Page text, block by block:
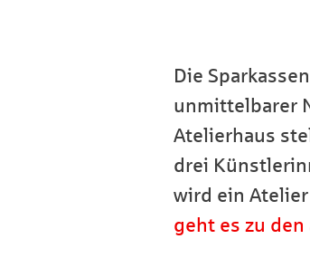
Die
unmittelbarer
Atelierhaus
drei
wird ein
geht es zu